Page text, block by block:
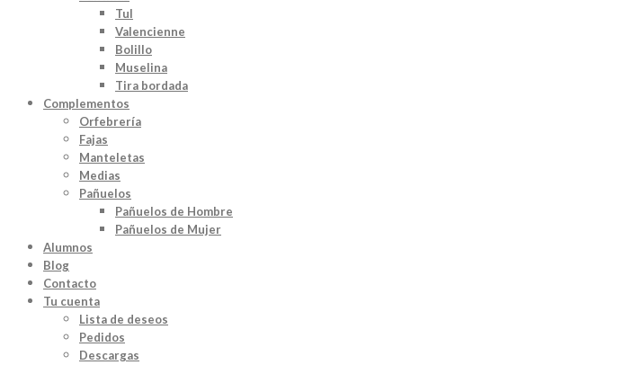
Tul
Valencienne
Bolillo
Muselina
Tira bordada
Complementos
Orfebrería
Fajas
Manteletas
Medias
Pañuelos
Pañuelos de Hombre
Pañuelos de Mujer
Alumnos
Blog
Contacto
Tu cuenta
Lista de deseos
Pedidos
Descargas